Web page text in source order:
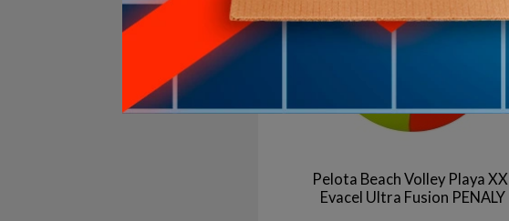
Pelota Beach Volley Playa XXI
Evacel Ultra Fusion PENALY